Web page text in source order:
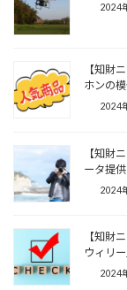
2024
【知財
ホンの
2024
【知財
ータ提
2024
【知財
ウィリ
2024